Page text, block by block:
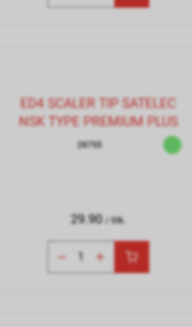
ED4 SCALER TIP SATELEC
NSK TYPE PREMIUM PLUS
28755
29.90 / Stk.